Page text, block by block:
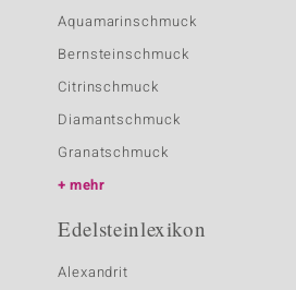
Aquamarinschmuck
Bernsteinschmuck
Citrinschmuck
Diamantschmuck
Granatschmuck
mehr
Edelsteinlexikon
Alexandrit